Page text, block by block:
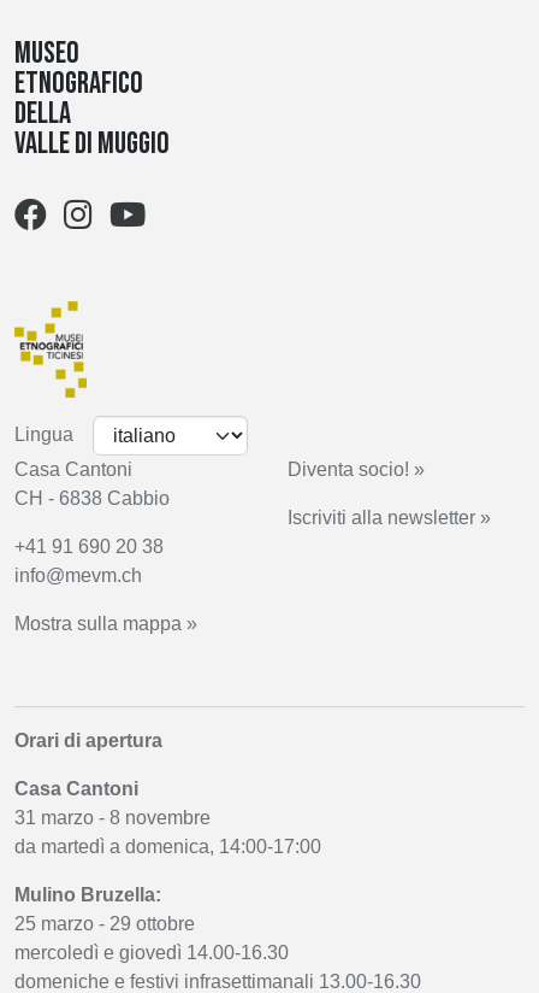
Museo
etnografico
della
Valle di Muggio
Lingua
Casa Cantoni
CH - 6838 Cabbio
+41 91 690 20 38
info@mevm.ch
Mostra sulla mappa »
Diventa socio! »
Iscriviti alla newsletter »
Orari di apertura
Casa Cantoni
31 marzo - 8 novembre
da martedì a domenica, 14:00-17:00
Mulino Bruzella:
25 marzo - 29 ottobre
mercoledì e giovedì 14.00-16.30
domeniche e festivi infrasettimanali 13.00-16.30